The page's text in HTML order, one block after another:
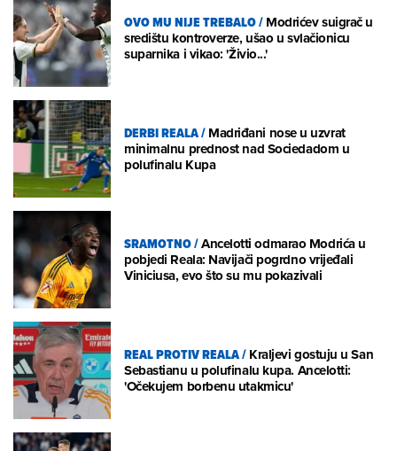
OVO MU NIJE TREBALO/Modrićev suigrač u
središtu kontroverze, ušao u svlačionicu
suparnika i vikao: 'Živio...'
DERBI REALA/Madriđani nose u uzvrat
minimalnu prednost nad Sociedadom u
polufinalu Kupa
SRAMOTNO/Ancelotti odmarao Modrića u
pobjedi Reala: Navijači pogrdno vrijeđali
Viniciusa, evo što su mu pokazivali
REAL PROTIV REALA/Kraljevi gostuju u San
Sebastianu u polufinalu kupa. Ancelotti:
'Očekujem borbenu utakmicu'